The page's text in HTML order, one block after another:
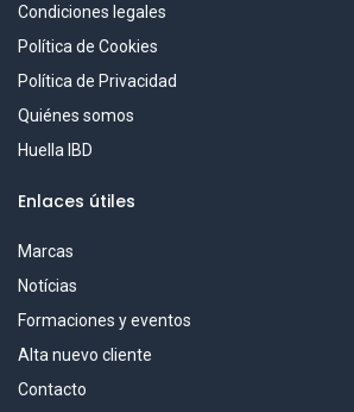
Condiciones legales
Política de Cookies
Política de Privacidad
Quiénes somos
Huella IBD
Enlaces útiles
Marcas
Notícias
Formaciones y eventos
Alta nuevo cliente
Contacto